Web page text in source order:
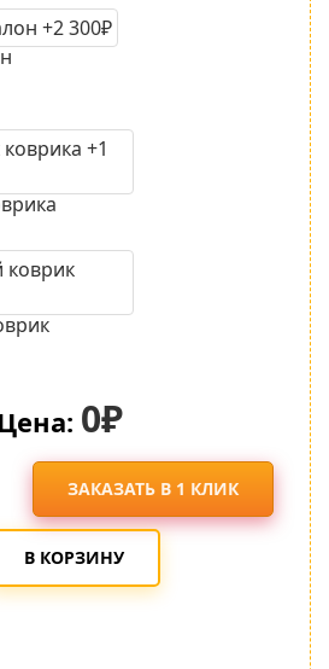
Цена: 0₽
ЗАКАЗАТЬ В 1 КЛИК
В КОРЗИНУ